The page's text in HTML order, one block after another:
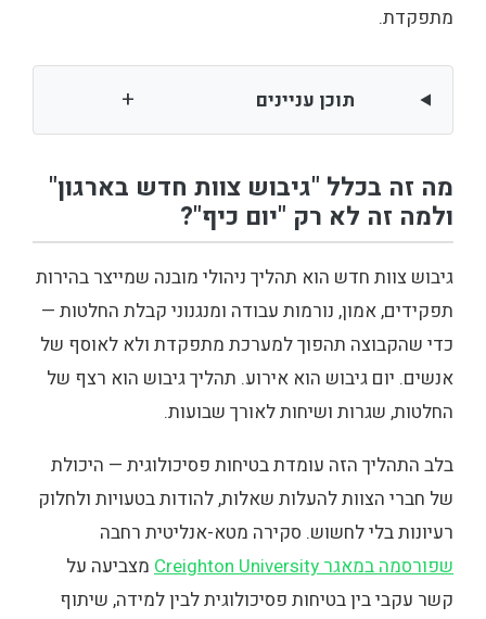
מתפקדת.
תוכן עניינים +
מה זה בכלל "גיבוש צוות חדש בארגון"
ולמה זה לא רק "יום כיף"?
גיבוש צוות חדש הוא תהליך ניהולי מובנה שמייצר בהירות
תפקידים, אמון, נורמות עבודה ומנגנוני קבלת החלטות —
כדי שהקבוצה תהפוך למערכת מתפקדת ולא לאוסף של
אנשים. יום גיבוש הוא אירוע. תהליך גיבוש הוא רצף של
החלטות, שגרות ושיחות לאורך שבועות.
בלב התהליך הזה עומדת בטיחות פסיכולוגית — היכולת
של חברי הצוות להעלות שאלות, להודות בטעויות ולחלוק
רעיונות בלי לחשוש. סקירה מטא-אנליטית רחבה
שפורסמה במאגר Creighton University
מצביעה על
קשר עקבי בין בטיחות פסיכולוגית לבין למידה, שיתוף